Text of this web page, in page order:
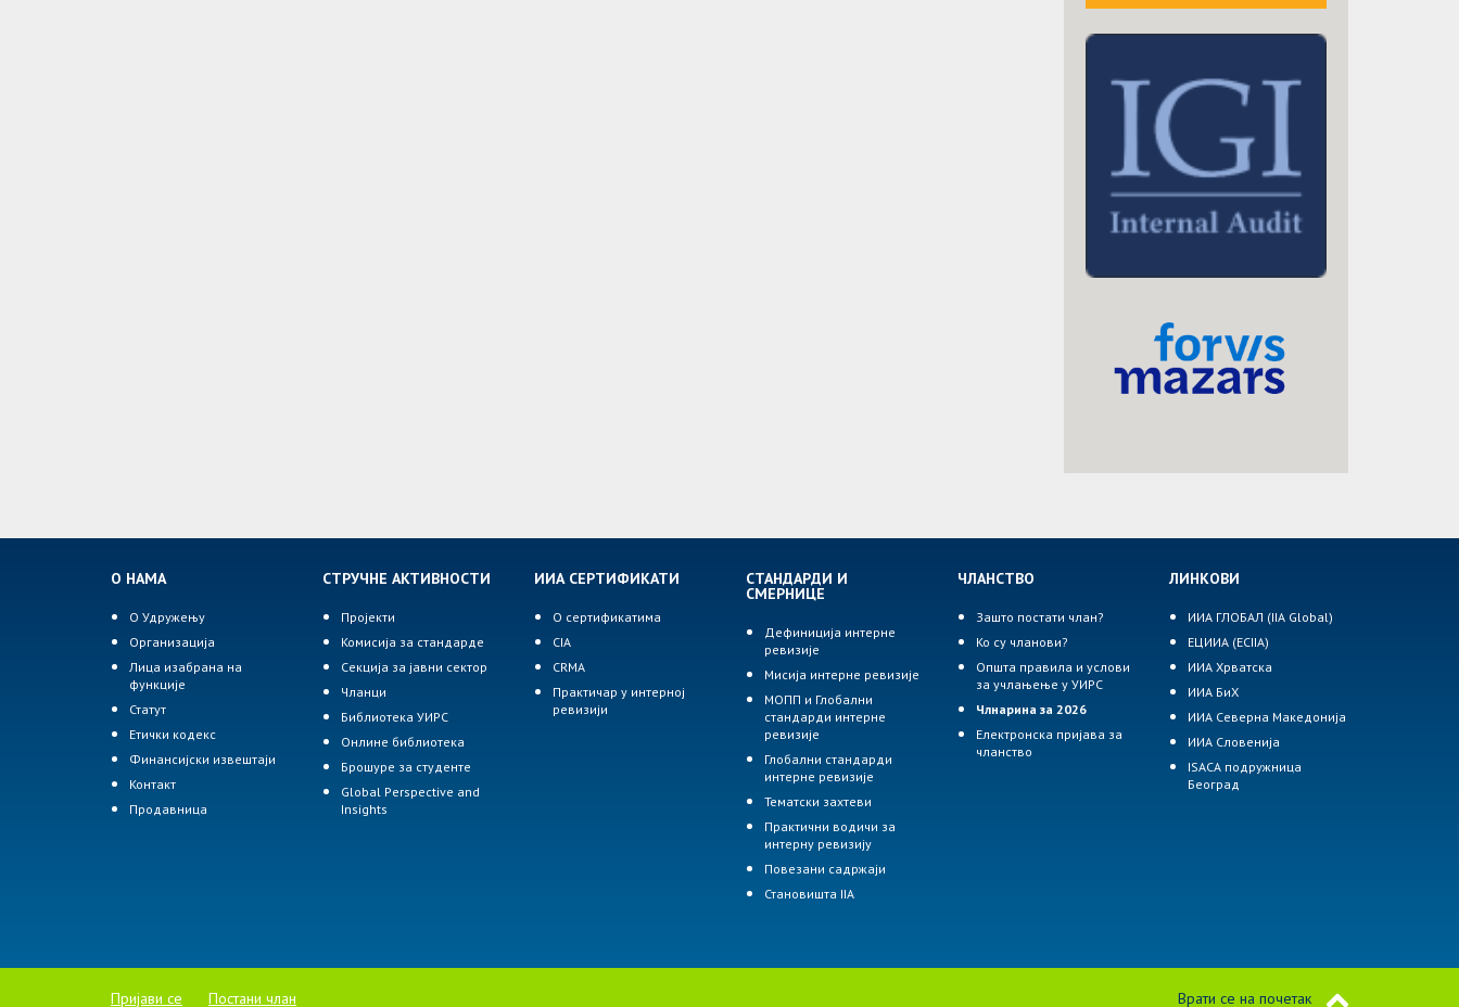
О НАМА
О Удружењу
Организација
Лица изабрана на
функције
Статут
Етички кодекс
Финансијски извештаји
Контакт
Продавница
СТРУЧНЕ АКТИВНОСТИ
Пројекти
Комисија за стандарде
Секција за јавни сектор
Чланци
Библиотека УИРС
Онлине библиотека
Брошуре за студенте
Global Perspective and
Insights
ИИА СЕРТИФИКАТИ
О сертификатима
CIA
CRMA
Практичар у интерној
ревизији
СТАНДАРДИ И
СМЕРНИЦЕ
Дефиниција интерне
ревизије
Мисија интерне ревизије
МОПП и Глобални
стандарди интерне
ревизије
Глобални стандарди
интерне ревизије
Тематски захтеви
Практични водичи за
интерну ревизију
Повезани садржаји
Становишта IIA
ЧЛАНСТВО
Зашто постати члан?
Ко су чланови?
Општа правила и услови
за учлањење у УИРС
Члнарина за 2026
Електронска пријава за
чланство
ЛИНКОВИ
ИИА ГЛОБАЛ (IIA Global)
ЕЦИИА (ECIIA)
ИИА Хрватска
ИИА БиХ
ИИА Северна Македонија
ИИА Словенија
ISACA подружница
Београд
Пријави се Постани члан Врати се на почетак